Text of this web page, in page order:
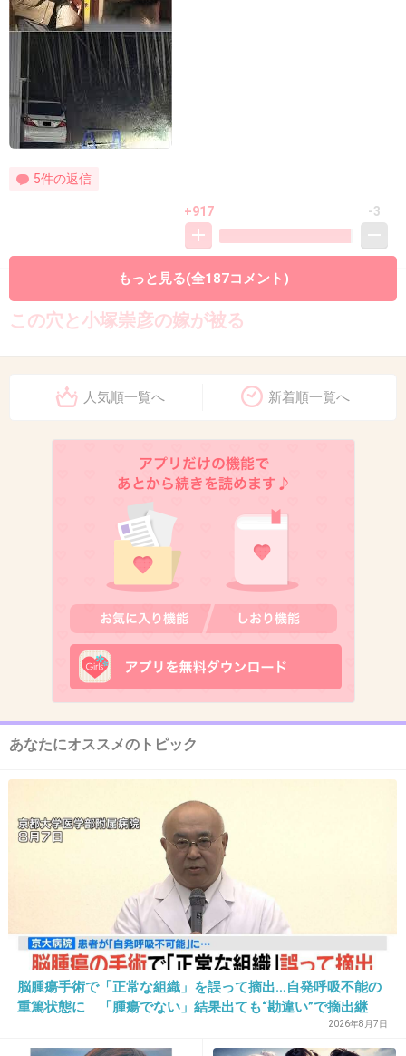
5件の返信
+917 -3
2019/11/06(水) 17:39:04
この穴と小塚崇彦の嫁が被る
こうやってお仕事あげちゃうから
本人が勘違いしちゃうんじゃないの？
本当生田アナとご家族が可哀想だわ
一生竹林竹林言われるんだろうな…
3件の返信
+736
3件の返信
+75
2019/11/06(水) 17:39:49
ち、ちくりん？不倫？
2件の返信
もっと見る(全187コメント)
人気順一覧へ 新着順一覧へ
あなたにオススメのトピック
脳腫瘍手術で「正常な組織」を誤って摘出…自発呼吸不能の
重篤状態に 「腫瘍でない」結果出ても“勘違い”で摘出継
続 通常の生活送っていた患者が手足も動かず 京大病院
2026年8月7日